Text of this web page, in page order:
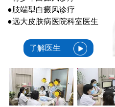
●肢端型白癜风诊疗
●远大皮肤病医院科室医生
了解医生